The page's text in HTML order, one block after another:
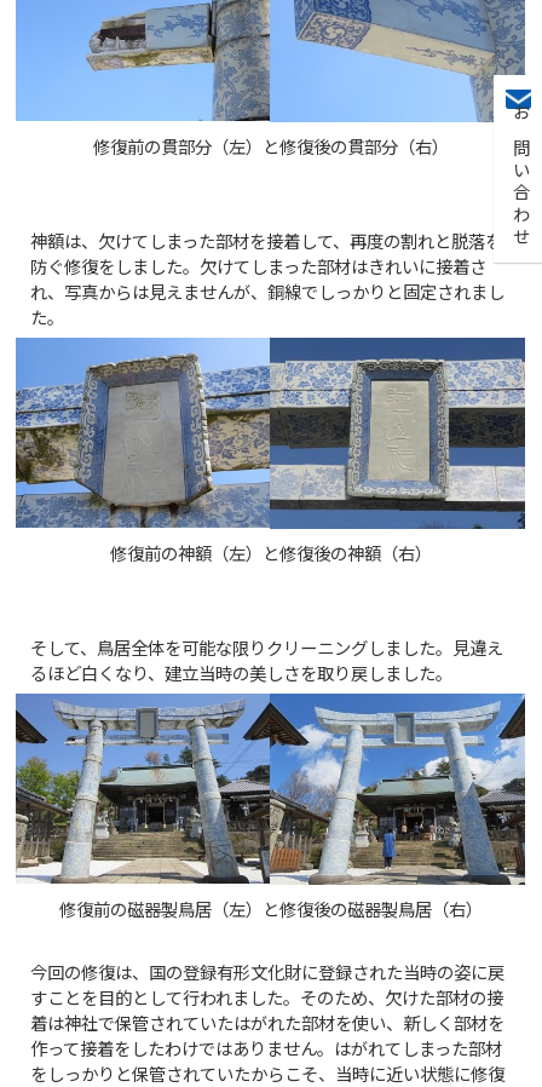
お問い合わせ
修復前の貫部分（左）と修復後の貫部分（右）
神額は、欠けてしまった部材を接着して、再度の割れと脱落を
防ぐ修復をしました。欠けてしまった部材はきれいに接着さ
れ、写真からは見えませんが、銅線でしっかりと固定されまし
た。
修復前の神額（左）と修復後の神額（右）
そして、鳥居全体を可能な限りクリーニングしました。見違え
るほど白くなり、建立当時の美しさを取り戻しました。
修復前の磁器製鳥居（左）と修復後の磁器製鳥居（右）
今回の修復は、国の登録有形文化財に登録された当時の姿に戻
すことを目的として行われました。そのため、欠けた部材の接
着は神社で保管されていたはがれた部材を使い、新しく部材を
作って接着をしたわけではありません。はがれてしまった部材
をしっかりと保管されていたからこそ、当時に近い状態に修復